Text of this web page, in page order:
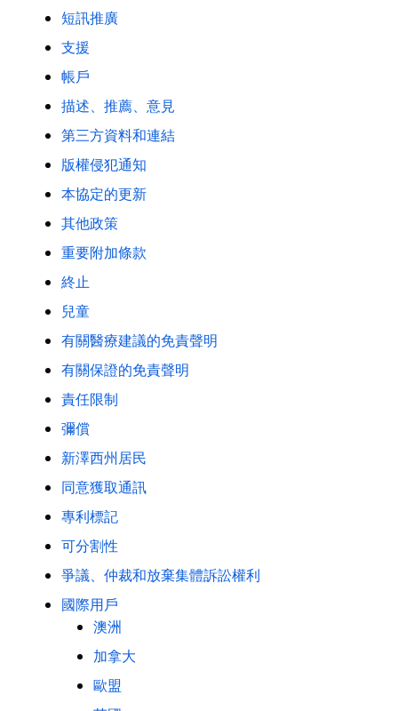
短訊推廣
支援
帳戶
描述、推薦、意見
第三方資料和連結
版權侵犯通知
本協定的更新
其他政策
重要附加條款
終止
兒童
有關醫療建議的免責聲明
有關保證的免責聲明
責任限制
彌償
新澤西州居民
同意獲取通訊
專利標記
可分割性
爭議、仲裁和放棄集體訴訟權利
國際用戶
澳洲
加拿大
歐盟